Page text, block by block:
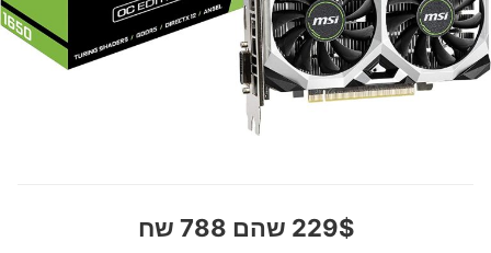
229$ שהם 788 שח